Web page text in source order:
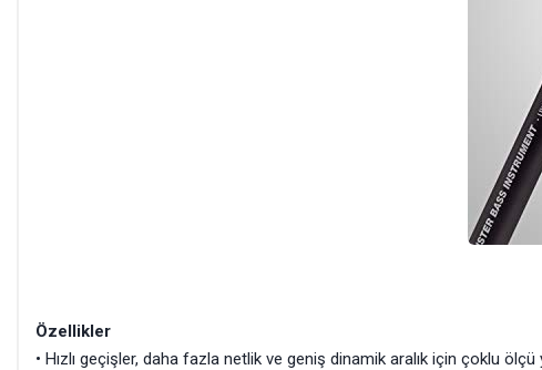
Özellikler
• Hızlı geçişler, daha fazla netlik ve geniş dinamik aralık için çoklu